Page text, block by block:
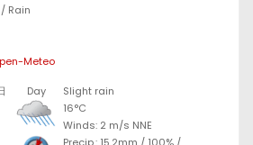
/ Rain
Meteo
Day
Slight rain
16°C
Winds: 2 m/s NNE